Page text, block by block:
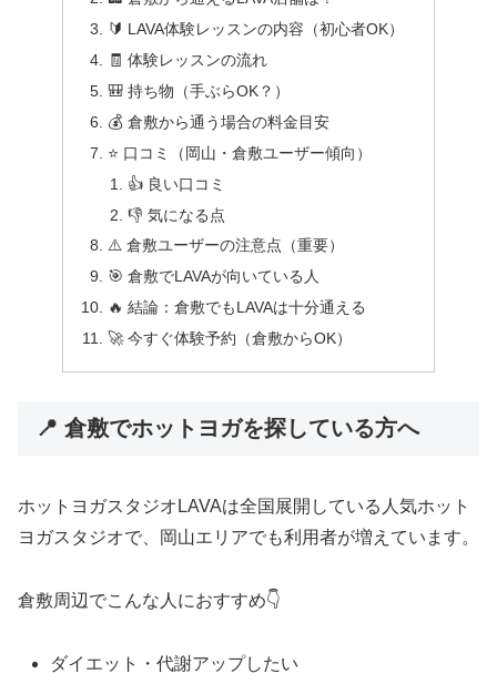
🔰 LAVA体験レッスンの内容（初心者OK）
🧾 体験レッスンの流れ
🎒 持ち物（手ぶらOK？）
💰 倉敷から通う場合の料金目安
⭐ 口コミ（岡山・倉敷ユーザー傾向）
👍 良い口コミ
👎 気になる点
⚠️ 倉敷ユーザーの注意点（重要）
🎯 倉敷でLAVAが向いている人
🔥 結論：倉敷でもLAVAは十分通える
🚀 今すぐ体験予約（倉敷からOK）
📍 倉敷でホットヨガを探している方へ
ホットヨガスタジオLAVAは全国展開している人気ホット
ヨガスタジオで、岡山エリアでも利用者が増えています。
倉敷周辺でこんな人におすすめ👇
ダイエット・代謝アップしたい